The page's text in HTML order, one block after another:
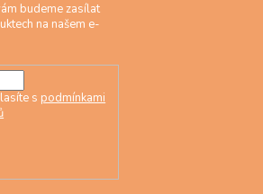
budeme zasílat
na našem e-
s podmínkami